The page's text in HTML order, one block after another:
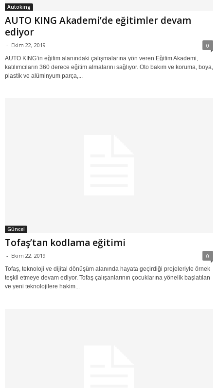
Autoking
AUTO KING Akademi’de eğitimler devam
ediyor
- Ekim 22, 2019 0
AUTO KING’in eğitim alanındaki çalışmalarına yön veren Eğitim Akademi,
katılımcıların 360 derece eğitim almalarını sağlıyor. Oto bakım ve koruma, boya,
plastik ve alüminyum parça,...
Güncel
Tofaş’tan kodlama eğitimi
- Ekim 22, 2019 0
Tofaş, teknoloji ve dijital dönüşüm alanında hayata geçirdiği projeleriyle örnek
teşkil etmeye devam ediyor. Tofaş çalışanlarının çocuklarına yönelik başlatılan
ve yeni teknolojilere hakim...